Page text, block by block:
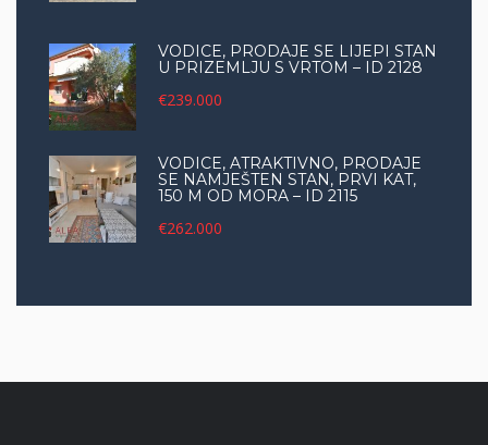
VODICE, PRODAJE SE LIJEPI STAN
U PRIZEMLJU S VRTOM – ID 2128
€239.000
VODICE, ATRAKTIVNO, PRODAJE
SE NAMJEŠTEN STAN, PRVI KAT,
150 M OD MORA – ID 2115
€262.000